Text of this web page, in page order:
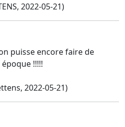
2022-05-21)
puisse encore faire de
!!!!!
2022-05-21)